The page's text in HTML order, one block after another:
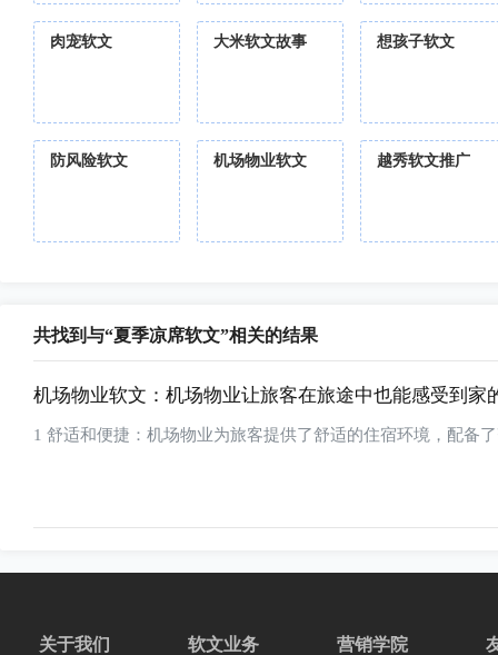
肉宠软文 大米软文故事 想孩子软文
防风险软文 机场物业软文 越秀软文推广
共找到与“夏季凉席软文”相关的结果
机场物业软文：机场物业让旅客在旅途中也能感受到家
关于我们 软文业务 营销学院